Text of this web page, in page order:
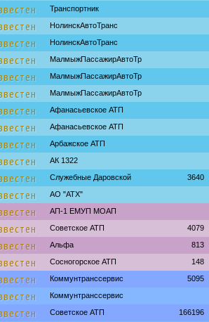
Транспортник
НолинскАвтоТранс
НолинскАвтоТранс
МалмыжПассажирАвтоТр
МалмыжПассажирАвтоТр
МалмыжПассажирАвтоТр
Афанасьевское АТП
Афанасьевское АТП
Арбажское АТП
АК 1322
Служебные Даровской 3640
АО "АТХ"
АП-1 ЕМУП МОАП
Советское АТП 4079
Альфа 813
Сосногорское АТП 148
Коммунтранссервис 5095
Коммунтранссервис
Советское АТП 166196